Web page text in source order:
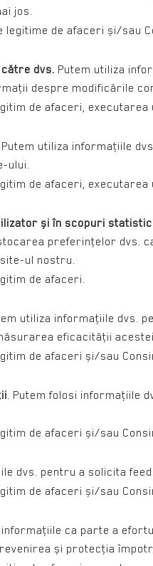
jos.
de afaceri și/sau
dvs. Putem utiliza
despre modificările
de afaceri, executarea
Putem utiliza informaţiile
ului.
de afaceri, executarea
și în scopuri
preferinţelor dvs.
ul nostru.
de afaceri.
utiliza informaţiile dvs.
eficacităţii
de afaceri și/sau
. Putem folosi informaţiile
de afaceri și/sau
dvs. pentru a solicita
de afaceri și/sau
informaţiile ca parte a
și protecţia